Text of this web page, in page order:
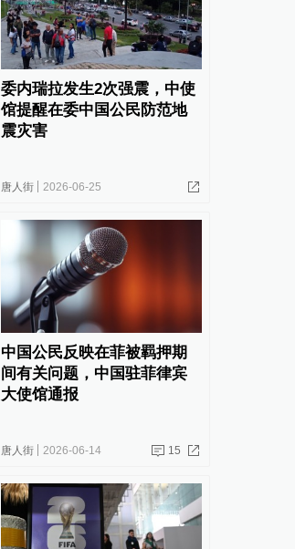
委内瑞拉发生2次强震，中使
馆提醒在委中国公民防范地
震灾害
唐人街 2026-06-25
中国公民反映在菲被羁押期
间有关问题，中国驻菲律宾
大使馆通报
唐人街 2026-06-14 15